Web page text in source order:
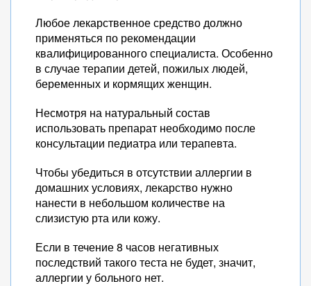
Любое лекарственное средство должно
применяться по рекомендации
квалифицированного специалиста. Особенно
в случае терапии детей, пожилых людей,
беременных и кормящих женщин.
Несмотря на натуральный состав
использовать препарат необходимо после
консультации педиатра или терапевта.
Чтобы убедиться в отсутствии аллергии в
домашних условиях, лекарство нужно
нанести в небольшом количестве на
слизистую рта или кожу.
Если в течение 8 часов негативных
последствий такого теста не будет, значит,
аллергии у больного нет.